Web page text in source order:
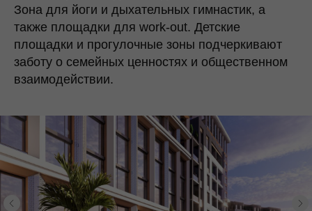
Зона для йоги и дыхательных гимнастик, а
также площадки для work-out. Детские
площадки и прогулочные зоны подчеркивают
заботу о семейных ценностях и общественном
взаимодействии.